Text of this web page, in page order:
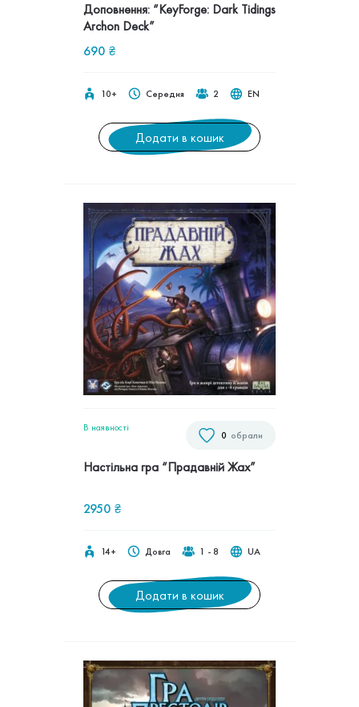
Доповнення: “KeyForge: Dark Tidings
Archon Deck”
690 ₴
10+ Середня 2 EN
Додати в кошик
обрали
0
В наявностi
Настільна гра “Прадавній Жах”
2950 ₴
14+ Довга 1 - 8 UA
Додати в кошик